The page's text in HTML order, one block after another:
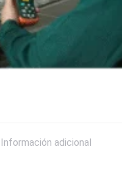
Información adicional